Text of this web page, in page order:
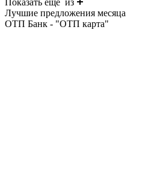
Лучшие предложения месяца
ОТП Банк - "ОТП карта"